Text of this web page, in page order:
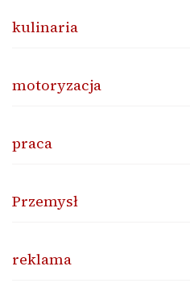
kulinaria
motoryzacja
praca
Przemysł
reklama